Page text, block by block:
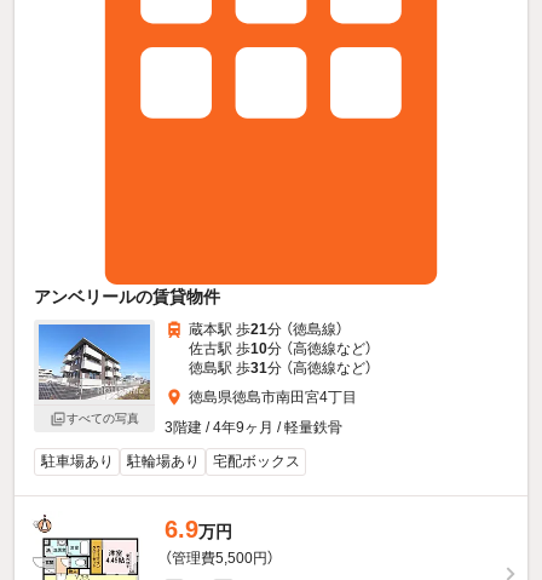
アンベリールの賃貸物件
すべての写真
蔵本駅 歩21分 （徳島線）
佐古駅 歩10分 （高徳線など）
徳島駅 歩31分 （高徳線など）
徳島県徳島市南田宮4丁目
3階建 / 4年9ヶ月 / 軽量鉄骨
駐車場あり
駐輪場あり 宅配ボックス
6.9万円
（管理費5,500円）